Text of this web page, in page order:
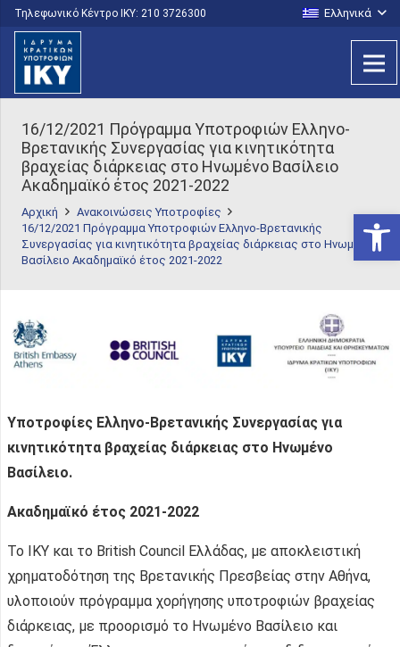
Τηλεφωνικό Κέντρο IKY: 210 3726300 Ελληνικά
16/12/2021 Πρόγραμμα Υποτροφιών Ελληνο-
Βρετανικής Συνεργασίας για κινητικότητα
βραχείας διάρκειας στο Ηνωμένο Βασίλειο
Ακαδημαϊκό έτος 2021-2022
Αρχική
Ανακοινώσεις Υποτροφίες
16/12/2021 Πρόγραμμα Υποτροφιών Ελληνο-Βρετανικής
Συνεργασίας για κινητικότητα βραχείας διάρκειας στο Ηνωμένο
Βασίλειο Ακαδημαϊκό έτος 2021-2022
Υποτροφίες Ελληνο-Βρετανικής Συνεργασίας για
κινητικότητα βραχείας διάρκειας στο Ηνωμένο
Βασίλειο.
Ακαδημαϊκό έτος 2021-2022
Το ΙΚΥ και το British Council Ελλάδας, με αποκλειστική
χρηματοδότηση της Βρετανικής Πρεσβείας στην Αθήνα,
υλοποιούν πρόγραμμα χορήγησης υποτροφιών βραχείας
διάρκειας, με προορισμό το Ηνωμένο Βασίλειο και